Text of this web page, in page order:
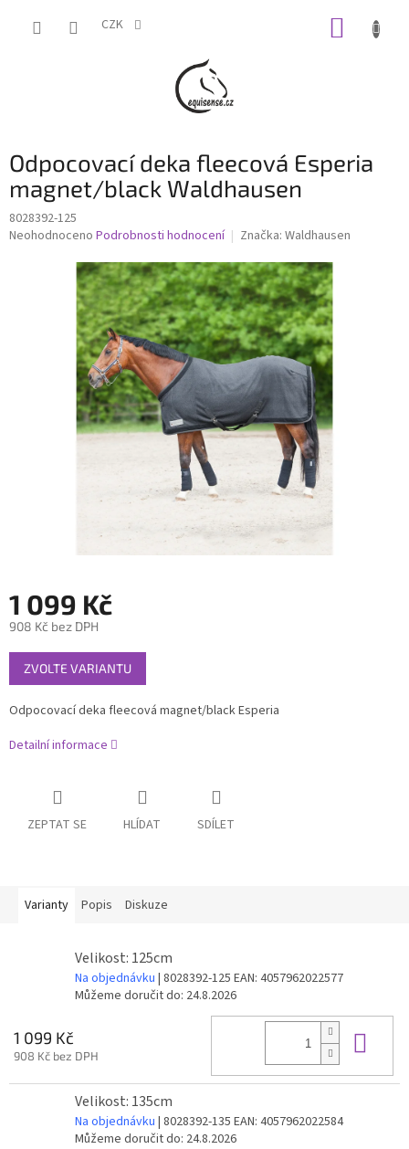
CZK
Odpocovací deka fleecová Esperia
magnet/black Waldhausen
8028392-125
Průměrné
Neohodnoceno Podrobnosti hodnocení Značka: Waldhausen
1 099 Kč
908 Kč bez DPH
Měrná
cena:
ZVOLTE VARIANTU
Odpocovací deka fleecová magnet/black Esperia
Detailní informace
ZEPTAT SE HLÍDAT SDÍLET
Varianty Popis Diskuze
Velikost: 125cm
Na objednávku | 8028392-125 EAN: 4057962022577
Můžeme doručit do: 24.8.2026
1 099 Kč
908 Kč bez DPH
Velikost: 135cm
Na objednávku | 8028392-135 EAN: 4057962022584
Můžeme doručit do: 24.8.2026